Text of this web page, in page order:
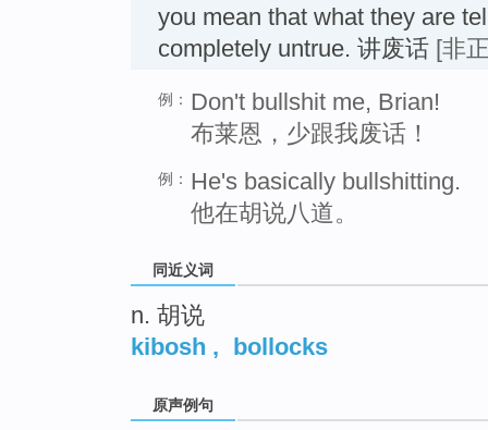
you mean that what they are
completely untrue. 讲废话 [非
例： Don't bullshit me, Brian!
布莱恩，少跟我废话！
例： He's basically bullshitting.
他在胡说八道。
同近义词
n. 胡说
kibosh , bollocks
原声例句